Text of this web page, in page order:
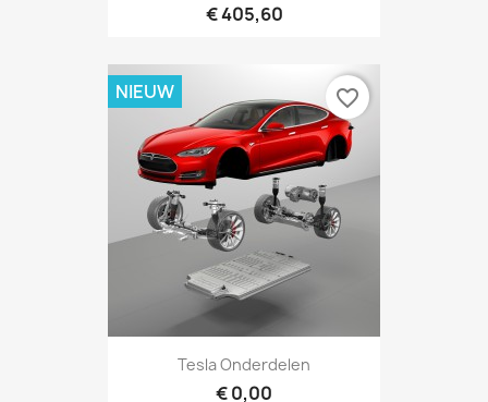
€ 405,60
Tesla Onderdelen
€ 0,00
NIEUW favorite_border